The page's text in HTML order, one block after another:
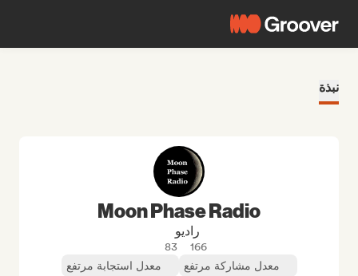
نبذة
Moon Phase Radio
راديو
166
83
معدل مشاركة مرتفع
معدل استجابة مرتفع